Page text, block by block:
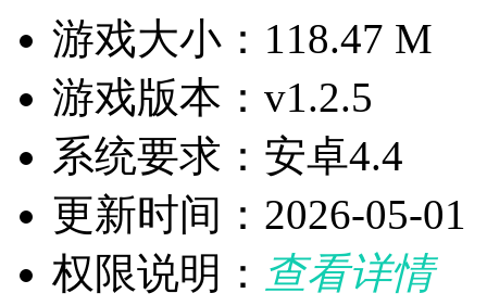
游戏大小：118.47 M
游戏版本：v1.2.5
系统要求：安卓4.4
更新时间：2026-05-01
权限说明： 查看详情